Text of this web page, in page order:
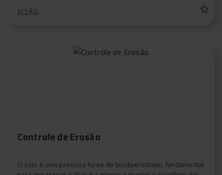
VISÃO
star
Controle de Erosão
O solo é uma preciosa fonte de biodiversidade, fundamental